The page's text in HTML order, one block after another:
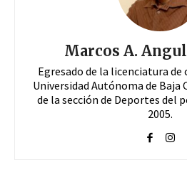
Marcos A.
Egresado de la licenciatura
Universidad Autónoma de
de la sección de Deportes del
2005.